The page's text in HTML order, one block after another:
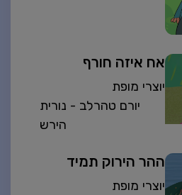
אח איזה חורף
יוצרי מופת
יורם טהרלב - נורית
הירש
ההר הירוק תמיד
יוצרי מופת